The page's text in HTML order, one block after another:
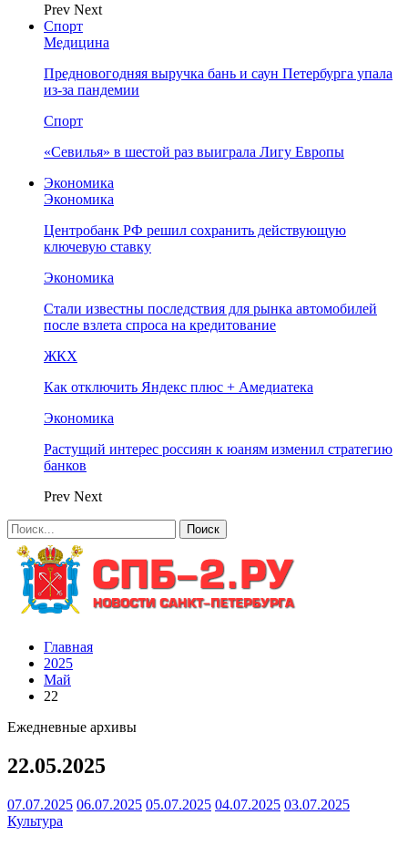
Prev Next
Спорт
Медицина
Предновогодняя выручка бань и саун Петербурга упала
из-за пандемии
Спорт
«Севилья» в шестой раз выиграла Лигу Европы
Экономика
Экономика
Центробанк РФ решил сохранить действующую
ключевую ставку
Экономика
Стали известны последствия для рынка автомобилей
после взлета спроса на кредитование
ЖКХ
Как отключить Яндекс плюс + Амедиатека
Экономика
Растущий интерес россиян к юаням изменил стратегию
банков
Prev Next
Главная
2025
Май
22
Ежедневные архивы
22.05.2025
07.07.2025 06.07.2025 05.07.2025 04.07.2025 03.07.2025
Культура